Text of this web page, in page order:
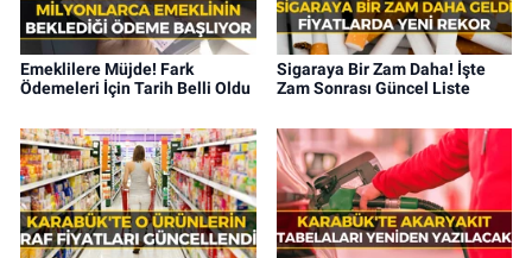
Emeklilere Müjde! Fark
Ödemeleri İçin Tarih Belli Oldu
Sigaraya Bir Zam Daha! İşte
Zam Sonrası Güncel Liste